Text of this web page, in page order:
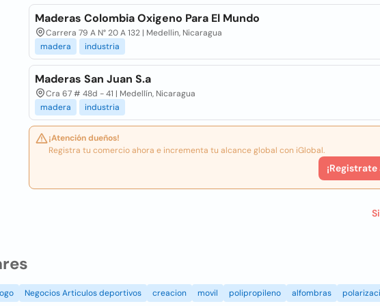
Maderas Colombia Oxigeno Para El Mundo
Carrera 79 A N° 20 A 132 | Medellin, Nicaragua
madera
industria
Maderas San Juan S.a
Cra 67 # 48d - 41 | Medellín, Nicaragua
madera
industria
¡Atención dueños!
Registra tu comercio ahora e incrementa tu alcance global con iGlobal.
¡Registrate
Negocios Articulos deportivos creacion movil polipropileno alfombras